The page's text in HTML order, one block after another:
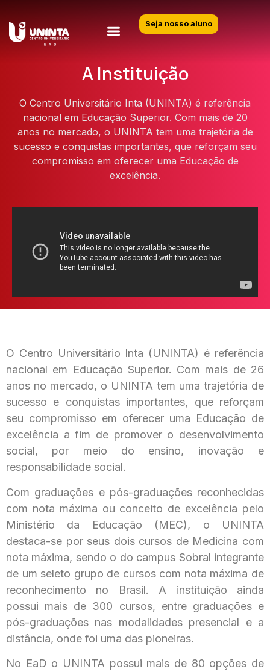
Seja nosso aluno
A Instituição
O Centro Universitário Inta (UNINTA) é referência
nacional em Educação Superior. Com mais de 20
anos no mercado, o UNINTA tem uma trajetória de
sucesso e conquistas importantes, que reforçam seu
compromisso em oferecer uma Educação de
excelência.
O Centro Universitário Inta (UNINTA) é referência
nacional em Educação Superior. Com mais de 26
anos no mercado, o UNINTA tem uma trajetória de
sucesso e conquistas importantes, que reforçam
seu compromisso em oferecer uma Educação de
excelência a fim de promover o desenvolvimento
social, por meio do ensino, inovação e
responsabilidade social.
Com graduações e pós-graduações reconhecidas
com nota máxima ou conceito de excelência pelo
Ministério da Educação (MEC), o UNINTA
destaca-se por seus dois cursos de Medicina com
nota máxima, sendo o do campus Sobral integrante
de um seleto grupo de cursos com nota máxima de
reconhecimento no Brasil. A instituição ainda
possui mais de 300 cursos, entre graduações e
pós-graduações nas modalidades presencial e a
distância, onde foi uma das pioneiras.
No EaD o UNINTA possui mais de 80 opções de